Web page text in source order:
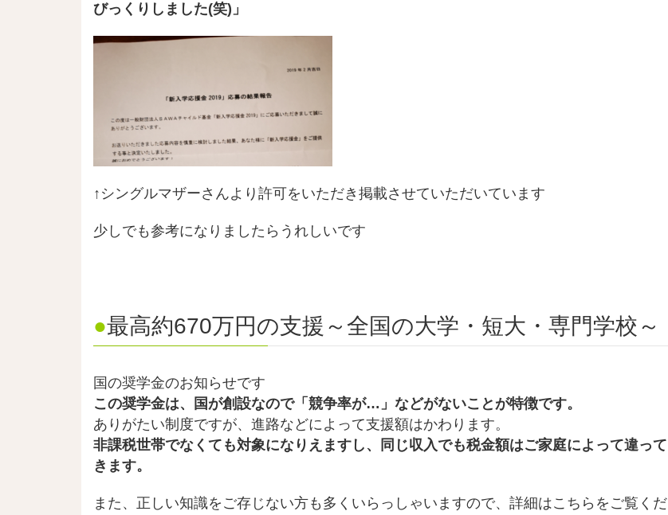
びっくりしました(笑)」
↑シングルマザーさんより許可をいただき掲載させていただいています
少しでも参考になりましたらうれしいです
●最高約670万円の支援～全国の大学・短大・専門学校～
国の奨学金のお知らせです
この奨学金は、国が創設なので「競争率が…」などがないことが特徴です。
ありがたい制度ですが、進路などによって支援額はかわります。
非課税世帯でなくても対象になりえますし、同じ収入でも税金額はご家庭によって違って
きます。
また、正しい知識をご存じない方も多くいらっしゃいますので、詳細はこちらをご覧くだ